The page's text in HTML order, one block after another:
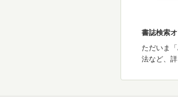
書誌検索
ただいま
法など、